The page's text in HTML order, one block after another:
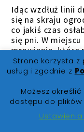
Idąc wzdłuż linii
się na skraju
co jakiś czas
się pni. W miejscu
mrowienie, które
kościec.
balowej.
„Co jeśli ktoś
odpowiedzialna
zwieść” —
trudnością.
Strona korzysta
usług i zgodnie z
Możesz
dostępu do